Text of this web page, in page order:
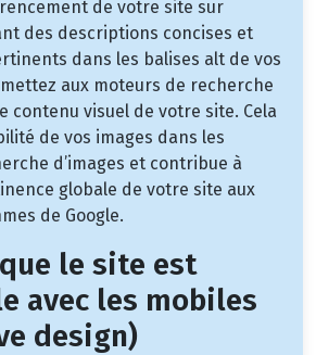
de votre site sur
des descriptions concises et
dans les balises alt de vos
aux moteurs de recherche
contenu visuel de votre site. Cela
de vos images dans les
d’images et contribue à
globale de votre site aux
de Google.
que le site est
avec les mobiles
design)